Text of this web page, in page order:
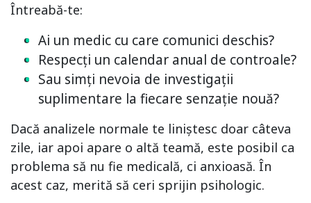
Întreabă-te:
Ai un medic cu care comunici deschis?
Respecți un calendar anual de controale?
Sau simți nevoia de investigații
suplimentare la fiecare senzație nouă?
Dacă analizele normale te liniștesc doar câteva
zile, iar apoi apare o altă teamă, este posibil ca
problema să nu fie medicală, ci anxioasă. În
acest caz, merită să ceri sprijin psihologic.